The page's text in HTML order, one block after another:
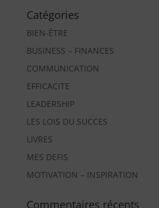
Catégories
BIEN-ÊTRE
BUSINESS – FINANCES
COMMUNICATION
EFFICACITE
LEADERSHIP
LES LOIS DU SUCCES
LIVRES
MES DEFIS
MOTIVATION – INSPIRATION
Commentaires récents